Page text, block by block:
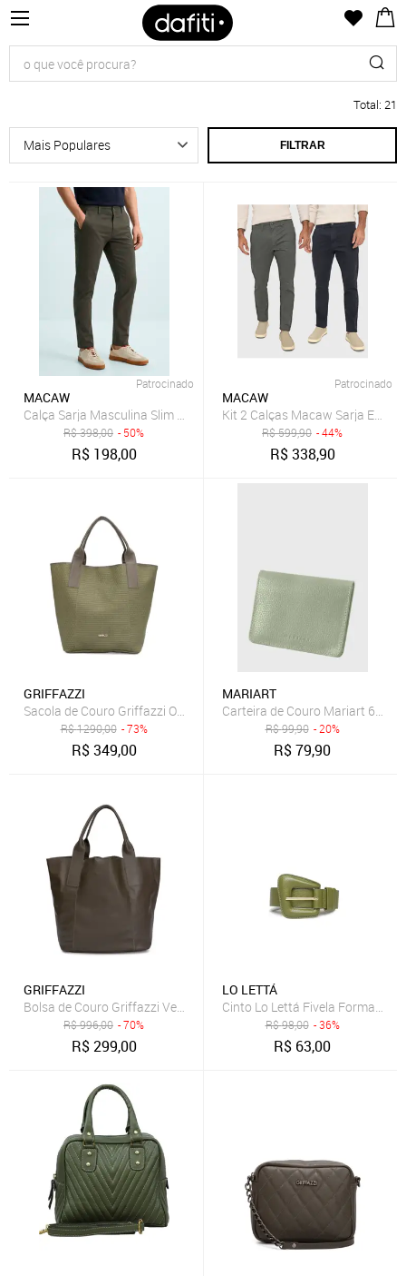
Total: 21
FILTRAR
Patrocinado
MACAW
R$398,00 - 50%
R$ 198,00
Patrocinado
MACAW
Kit 2 Calças Macaw Sarja
R$599,90 - 44%
R$338,90
GRIFFAZZI
Sacola de Couro Griffazzi Oliva
R$1290,00 - 73%
R$349,00
MARIART
Carteira de Couro Mariart
R$99,90 - 20%
R$79,90
GRIFFAZZI
Bolsa de Couro Griffazzi Verde Oliva
R$996,00 - 70%
R$299,00
LO LETTÁ
Cinto Lo Lettá Fivela Formato
R$98,00 - 36%
R$ 63,00